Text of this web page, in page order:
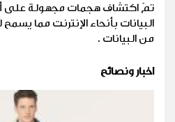
تمّ اكتشاف هجمات مجهولة على
البيانات بأنحاء الإنترنت مما
من البيانات .
اخبار ونصائح